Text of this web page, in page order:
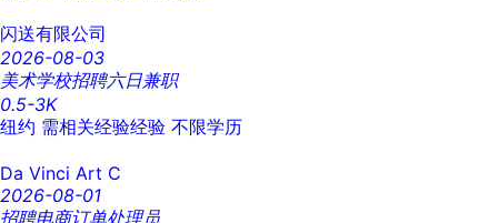
闪送有限公司
2026-08-03
美术学校招聘六日兼职
0.5-3K
纽约 需相关经验经验 不限学历
Da Vinci Art C
2026-08-01
招聘电商订单处理员